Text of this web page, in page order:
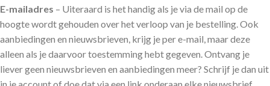
E-mailadres – Uiteraard is het handig als je via de mail op de
hoogte wordt gehouden over het verloop van je bestelling. Ook
aanbiedingen en nieuwsbrieven, krijg je per e-mail, maar deze
alleen als je daarvoor toestemming hebt gegeven. Ontvang je
liever geen nieuwsbrieven en aanbiedingen meer? Schrijf je dan uit